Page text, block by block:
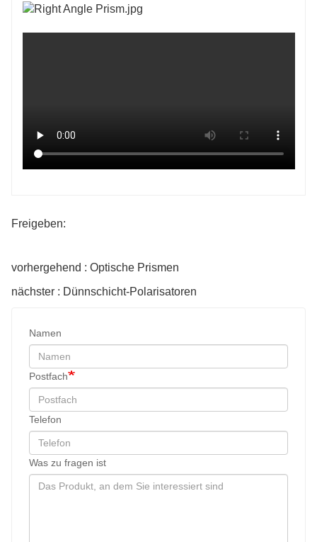
Freigeben:
vorhergehend : Optische Prismen
nächster : Dünnschicht-Polarisatoren
Namen
Postfach
Telefon
Was zu fragen ist